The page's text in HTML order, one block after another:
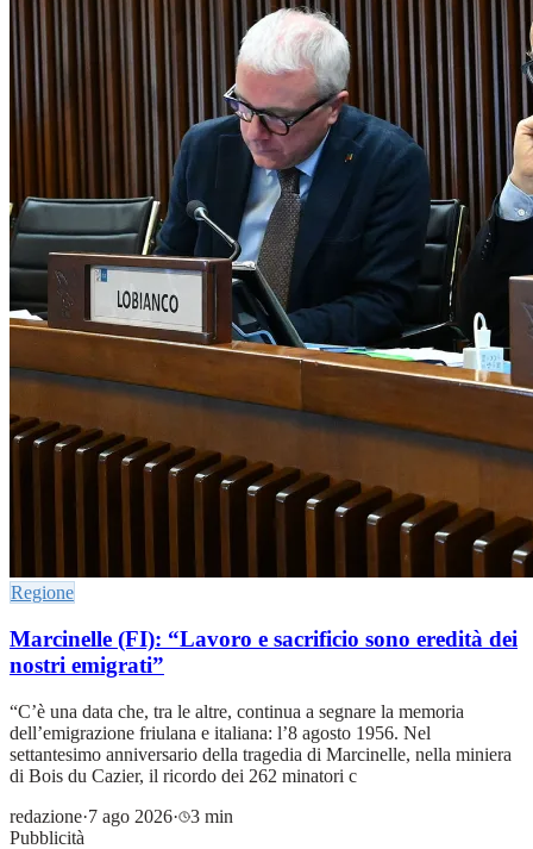
Regione
Marcinelle (FI): “Lavoro e sacrificio sono eredità dei
nostri emigrati”
“C’è una data che, tra le altre, continua a segnare la memoria
dell’emigrazione friulana e italiana: l’8 agosto 1956. Nel
settantesimo anniversario della tragedia di Marcinelle, nella miniera
di Bois du Cazier, il ricordo dei 262 minatori c
redazione·7 ago 2026·
3 min
Pubblicità